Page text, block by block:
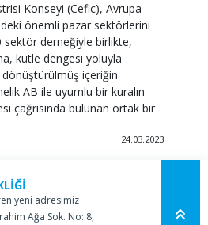
Konseyi (Cefic), Avrupa
önemli pazar sektörlerini
derneğiyle birlikte,
kütle dengesi yoluyla
içeriğin
AB ile uyumlu bir kuralın
çağrısında bulunan ortak bir
24.03.2023
yeni adresimiz
Ağa Sok. No: 8,